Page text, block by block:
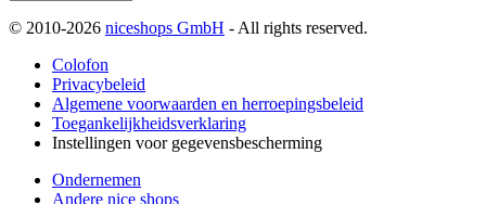
© 2010-2026 niceshops GmbH - All rights reserved.
Colofon
Privacybeleid
Algemene voorwaarden en herroepingsbeleid
Toegankelijkheidsverklaring
Instellingen voor gegevensbescherming
Ondernemen
Andere nice shops